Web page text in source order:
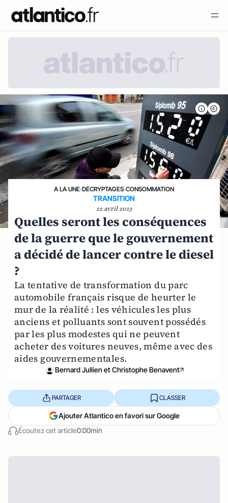
A LA UNE›DÉCRYPTAGES›CONSOMMATION
TRANSITION
22 avril 2013
Quelles seront les conséquences
de la guerre que le gouvernement
a décidé de lancer contre le diesel
?
La tentative de transformation du parc
automobile français risque de heurter le
mur de la réalité : les véhicules les plus
anciens et polluants sont souvent possédés
par les plus modestes qui ne peuvent
acheter des voitures neuves, même avec des
aides gouvernementales.
Bernard Jullien et Christophe Benavent
Écoutez cet article0:00min
PARTAGER CLASSER
Ajouter Atlantico en favori sur Google